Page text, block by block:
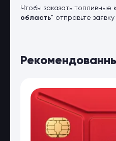
Чтобы заказать топливные
область" отправьте